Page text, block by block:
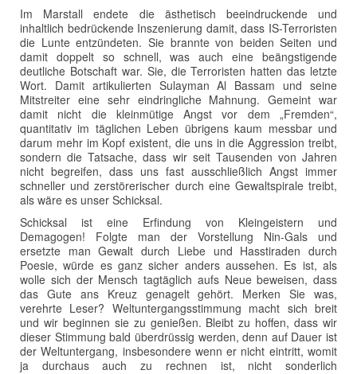
Im Marstall endete die ästhetisch beeindruckende und
inhaltlich bedrückende Inszenierung damit, dass IS-Terroristen
die Lunte entzündeten. Sie brannte von beiden Seiten und
damit doppelt so schnell, was auch eine beängstigende
deutliche Botschaft war. Sie, die Terroristen hatten das letzte
Wort. Damit artikulierten Sulayman Al Bassam und seine
Mitstreiter eine sehr eindringliche Mahnung. Gemeint war
damit nicht die kleinmütige Angst vor dem „Fremden“,
quantitativ im täglichen Leben übrigens kaum messbar und
darum mehr im Kopf existent, die uns in die Aggression treibt,
sondern die Tatsache, dass wir seit Tausenden von Jahren
nicht begreifen, dass uns fast ausschließlich Angst immer
schneller und zerstörerischer durch eine Gewaltspirale treibt,
als wäre es unser Schicksal.
Schicksal ist eine Erfindung von Kleingeistern und
Demagogen! Folgte man der Vorstellung Nin-Gals und
ersetzte man Gewalt durch Liebe und Hasstiraden durch
Poesie, würde es ganz sicher anders aussehen. Es ist, als
wolle sich der Mensch tagtäglich aufs Neue beweisen, dass
das Gute ans Kreuz genagelt gehört. Merken Sie was,
verehrte Leser? Weltuntergangsstimmung macht sich breit
und wir beginnen sie zu genießen. Bleibt zu hoffen, dass wir
dieser Stimmung bald überdrüssig werden, denn auf Dauer ist
der Weltuntergang, insbesondere wenn er nicht eintritt, womit
ja durchaus auch zu rechnen ist, nicht sonderlich